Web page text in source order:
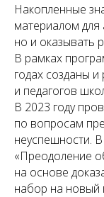
Накопленные
материалом для
но и оказывать
В рамках
годах созданы
и педагогов
В 2023 году
по вопросам
неуспешности.
«Преодоление
на основе
набор на новый